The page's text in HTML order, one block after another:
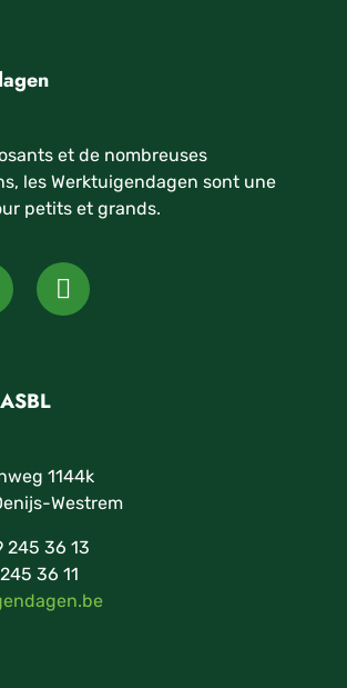
et de nombreuses
les Werktuigendagen sont une
petits et grands.
1144k
Westrem
245 36 13
36 11